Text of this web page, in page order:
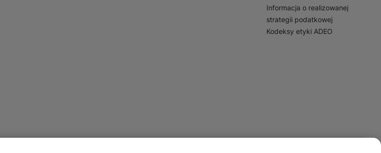
Informacja o realizowanej
strategii podatkowej
Kodeksy etyki ADEO